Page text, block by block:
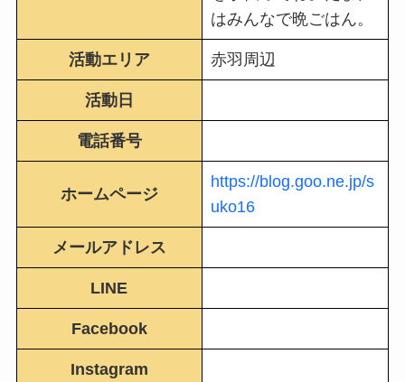
はみんなで晩ごはん。
活動エリア 赤羽周辺
活動日
電話番号
ホームページ
https://blog.goo.ne.jp/s
uko16
メールアドレス
LINE
Facebook
Instagram